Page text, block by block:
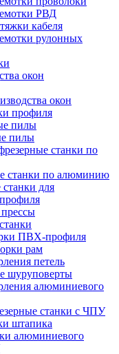
РВД
кабеля
рулонных
окон
окон
профиля
пилы
пилы
станки по
станки по алюминию
для
ПВХ-профиля
рам
петель
шуруповерты
алюминиевого
станки с ЧПУ
штапика
алюминиевого